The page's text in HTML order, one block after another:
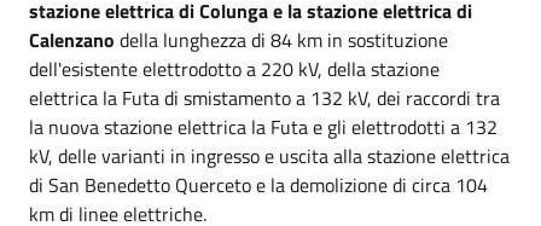
stazione elettrica di Colunga e la stazione elettrica di
Calenzano della lunghezza di 84 km in sostituzione
dell'esistente elettrodotto a 220 kV, della stazione
elettrica la Futa di smistamento a 132 kV, dei raccordi tra
la nuova stazione elettrica la Futa e gli elettrodotti a 132
kV, delle varianti in ingresso e uscita alla stazione elettrica
di San Benedetto Querceto e la demolizione di circa 104
km di linee elettriche.